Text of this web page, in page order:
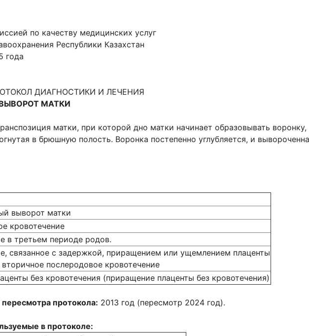
по качеству медицинских услуг
Республики Казахстан
года
ДИАГНОСТИКИ И ЛЕЧЕНИЯ
МАТКИ
матки, при которой дно матки начинает образовывать
в брюшную полость. Воронка постепенно углубляется, и
выворот матки
кровотечение
в третьем периоде родов.
связанное с задержкой, приращением или ущемлением плаценты
послеродовое кровотечение
без кровотечения (приращение плаценты без кровотечения)
протокола: 2013 год (пересмотр 2024 год).
в протоколе: